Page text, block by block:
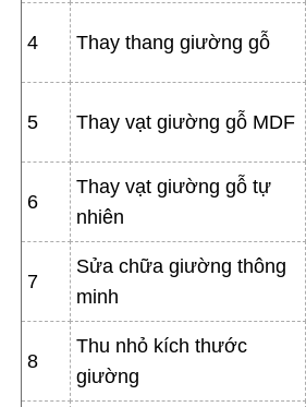
4 Thay thang giường gỗ
5 Thay vạt giường gỗ MDF
6
Thay vạt giường gỗ tự
nhiên
7
Sửa chữa giường thông
minh
8
Thu nhỏ kích thước
giường